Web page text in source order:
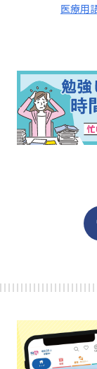
医療用